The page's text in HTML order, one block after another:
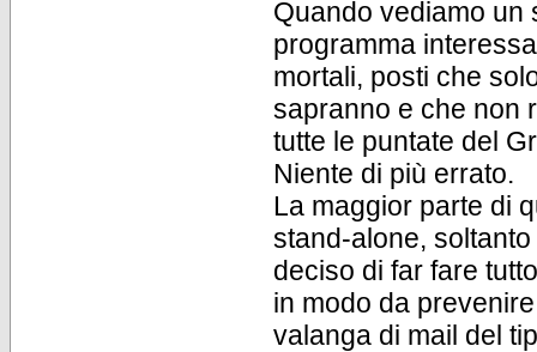
Quando vediamo un
programma
mortali, posti che
sapranno e che non
tutte le puntate del
Niente di più errato.
La maggior parte di
stand-alone,
deciso di far fare
in modo da
valanga di mail del